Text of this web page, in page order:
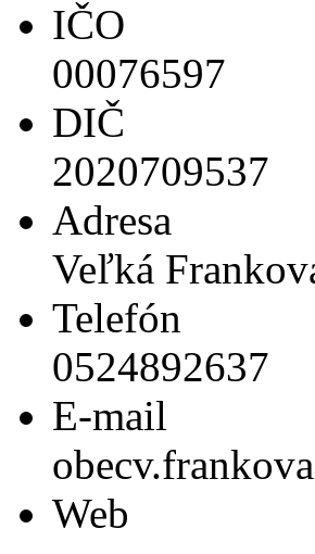
IČO
00076597
DIČ
2020709537
Adresa
Veľká
Telefón
0524892637
E-mail
Web